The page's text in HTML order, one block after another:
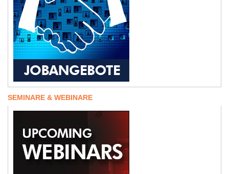
SEMINARE & WEBINARE